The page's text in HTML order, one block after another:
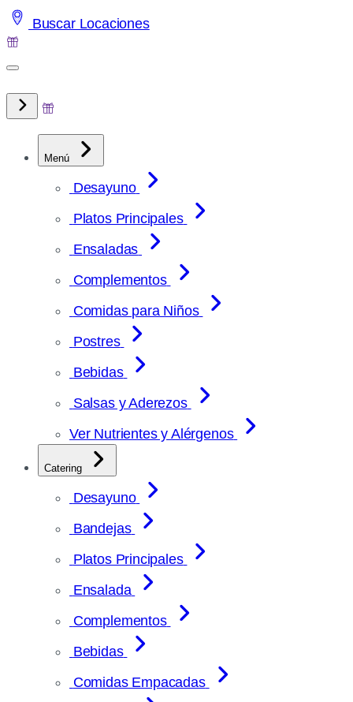
Saltar
al
Buscar Locaciones
Menú
Desayuno
Platos Principales
Ensaladas
Complementos
Comidas para Niños
Postres
Bebidas
Salsas y Aderezos
Ver Nutrientes y Alérgenos
Catering
Desayuno
Bandejas
Platos Principales
Ensalada
Complementos
Bebidas
Comidas Empacadas